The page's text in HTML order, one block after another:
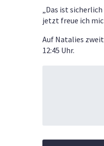
„Das ist
jetzt freue ich
Auf Natalies
12:45 Uhr.